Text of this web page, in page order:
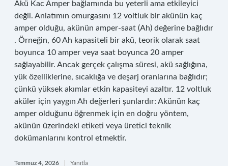
Akü Kac Amper bağlamında bu yeterli ama etkileyici
değil. Anlatımın omurgasını 12 voltluk bir akünün kaç
amper olduğu, akünün amper-saat (Ah) değerine bağlıdır
. Örneğin, 60 Ah kapasiteli bir akü, teorik olarak saat
boyunca 10 amper veya saat boyunca 20 amper
sağlayabilir. Ancak gerçek çalışma süresi, akü sağlığına,
yük özelliklerine, sıcaklığa ve deşarj oranlarına bağlıdır;
çünkü yüksek akımlar etkin kapasiteyi azaltır. 12 voltluk
aküler için yaygın Ah değerleri şunlardır: Akünün kaç
amper olduğunu öğrenmek için en doğru yöntem,
akünün üzerindeki etiketi veya üretici teknik
dokümanlarını kontrol etmektir.
Temmuz 4, 2026 Yanıtla